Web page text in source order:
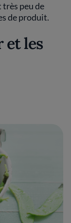
peu de
de produit.
et les